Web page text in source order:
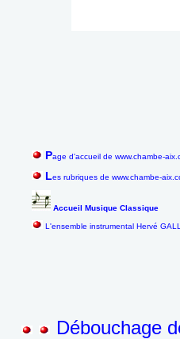
Page d'accueil de www.chambe-
Les rubriques de www.chambe-
Accueil Musique Classique
L'ensemble instrumental Hervé
Débouchage